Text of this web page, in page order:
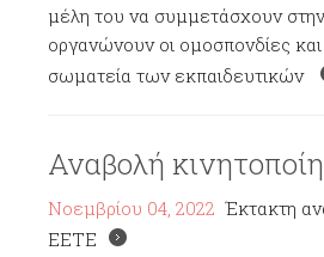
μέλη του να συμμετάσχουν
οργανώνουν οι ομοσπονδίες
σωματεία των εκπαιδευτικών
Αναβολή
Νοεμβρίου 04, 2022 Έκτακτη
ΕΕΤΕ